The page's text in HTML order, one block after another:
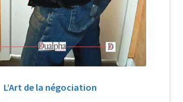
L’Art de la négociation